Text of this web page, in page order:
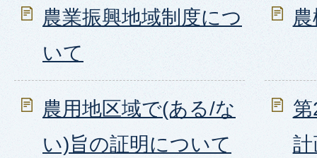
農業振興地域制度につ
いて
農用地区域で(ある/な
い)旨の証明について